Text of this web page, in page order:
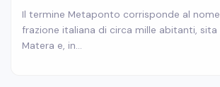
Il termine Metaponto corrisponde al
frazione italiana di circa mille abitanti, sita
Matera e, in…